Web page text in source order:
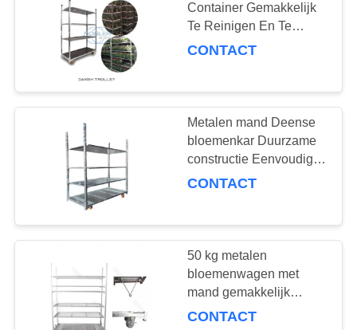
De serre kweekt
Bedden
10
De Rekken van CC
Container Gemakkelijk
Te Reinigen En Te
Hanteren Inclusief Mand
CONTACT
Metalen mand Deense
bloemenkar Duurzame
constructie Eenvoudige
montage
CONTACT
50 kg metalen
bloemenwagen met
mand gemakkelijk
duurzaam transport
CONTACT